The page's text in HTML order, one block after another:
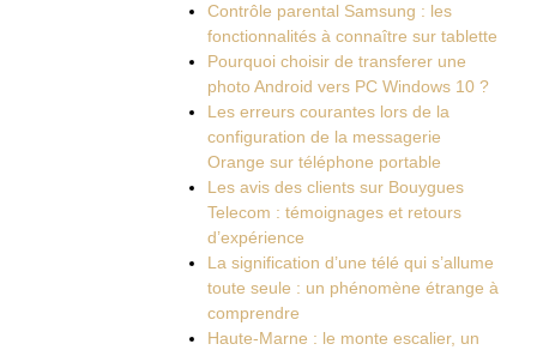
Contrôle parental Samsung : les
fonctionnalités à connaître sur tablette
Pourquoi choisir de transferer une
photo Android vers PC Windows 10 ?
Les erreurs courantes lors de la
configuration de la messagerie
Orange sur téléphone portable
Les avis des clients sur Bouygues
Telecom : témoignages et retours
d’expérience
La signification d’une télé qui s’allume
toute seule : un phénomène étrange à
comprendre
Haute-Marne : le monte escalier, un